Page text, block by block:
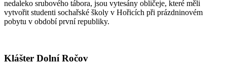
nedaleko srubového tábora, jsou vytesány obličeje, které měli
vytvořit studenti sochařské školy v Hořicích při prázdninovém
pobytu v období první republiky.
Klášter Dolní Ročov